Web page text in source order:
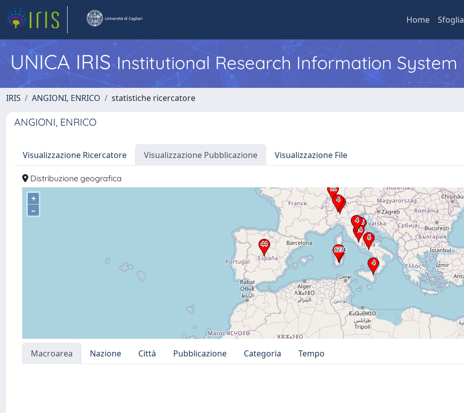
Home Sfoglia
UNICA IRISInstitutional Research Information System
IRIS ANGIONI, ENRICO statistiche ricercatore
ANGIONI, ENRICO
Visualizzazione Ricercatore Visualizzazione Pubblicazione Visualizzazione File
Distribuzione geografica
+
–
Macroarea Nazione Città Pubblicazione Categoria
Tempo